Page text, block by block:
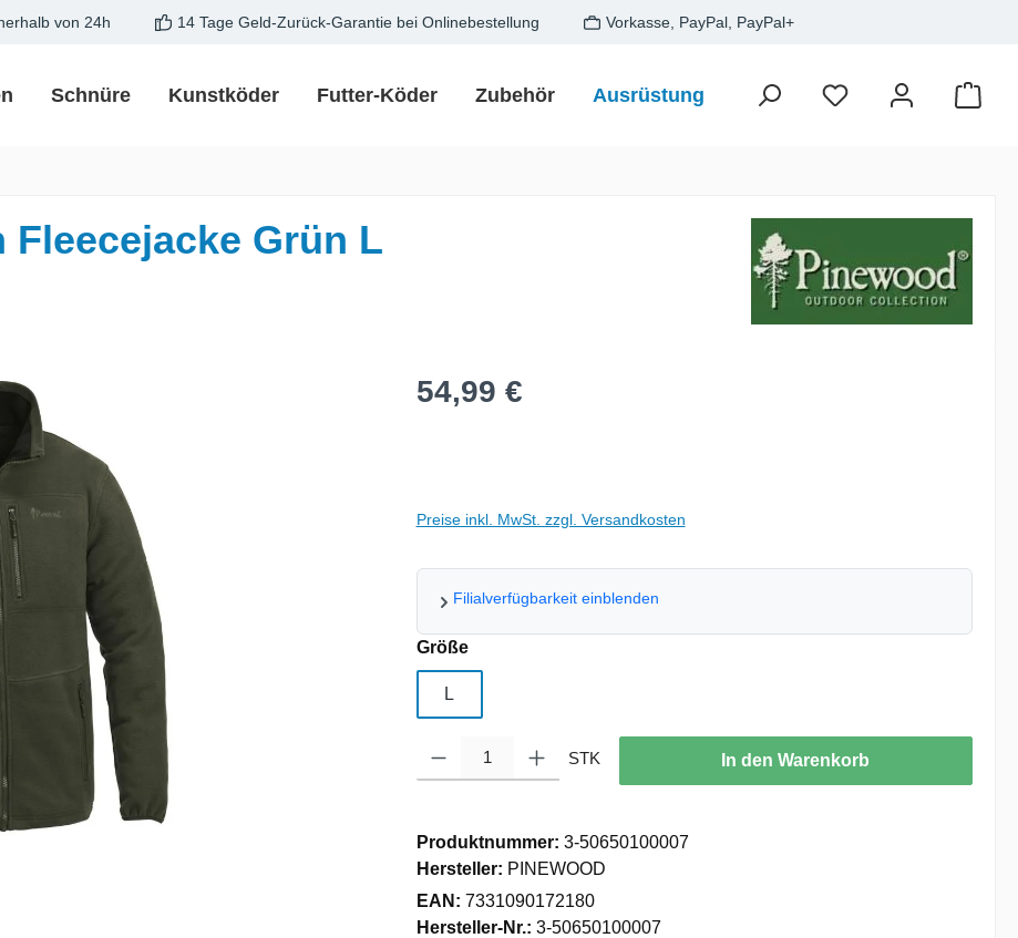
von 24h 14 Tage Geld-Zurück-Garantie bei Onlinebestellung Vorkasse, PayPal, PayPal+
Schnüre Kunstköder Futter-Köder Zubehör Ausrüstung Zielfisch SALE
Fleecejacke Grün L
Regulärer Preis:
54,99 €
Preise inkl. MwSt. zzgl. Versandkosten
Filialverfügbarkeit einblenden
Größeauswählen
L
Produkt Anzahl: Gib den gewünschten Wert ein oder benutze die Schaltflächen um
STK In den Warenkorb
Produktnummer: 3-50650100007
Hersteller: PINEWOOD
EAN: 7331090172180
Hersteller-Nr.: 3-50650100007